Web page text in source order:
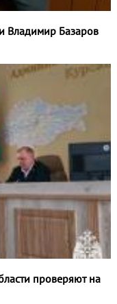
Владимир Базаров
проверяют на